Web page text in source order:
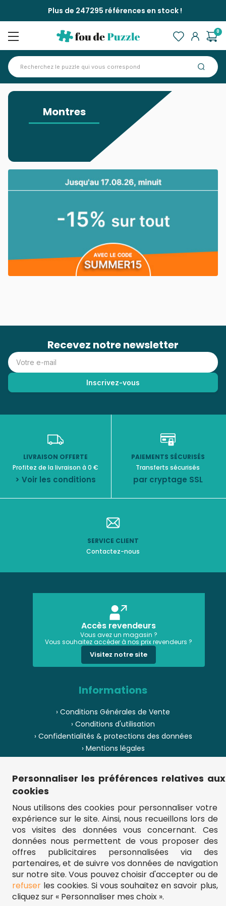
Plus de 247295 références en stock !
0
Montres
Recevez notre newsletter
LIVRAISON OFFERTE
Profitez de la livraison à 0 €
> Voir les conditions
PAIEMENTS SÉCURISÉS
Transferts sécurisés
par cryptage SSL
SERVICE CLIENT
Contactez-nous
Accès revendeurs
Vous avez un magasin ?
Vous souhaitez accéder à nos prix revendeurs ?
Visitez notre site
Informations
› Conditions Générales de Vente
› Conditions d'utilisation
› Confidentialités & protections des données
› Mentions légales
› Paiement
› Pièces de puzzle manquantes ?
› Plan du site
** Frais d'envoi = 6,95 € (France) / gratuit à partir de 45 €.
fou-de-puzzle.com : le site référence pour acheter des puzzles de
qualité à bon prix.
© Fou-de-puzzle.com 2011 - 2026
Personnaliser les préférences relatives aux
cookies
Nous utilisons des cookies pour personnaliser votre
expérience sur le site. Ainsi, nous recueillons lors de
vos visites des données vous concernant. Ces
données nous permettent de vous proposer des
offres publicitaires personnalisées via des
partenaires, et de suivre vos données de navigation
sur notre site. Vous pouvez choisir d'accepter ou de
refuserles cookies. Si vous souhaitez en savoir plus,
cliquez sur « Personnaliser mes choix ».